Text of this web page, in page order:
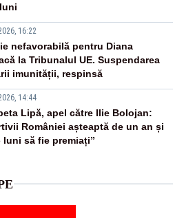
16:22
nefavorabilă pentru Diana
la Tribunalul UE. Suspendarea
imunității, respinsă
14:44
Lipă, apel către Ilie Bolojan:
României așteaptă de un an și
luni să fie premiați”